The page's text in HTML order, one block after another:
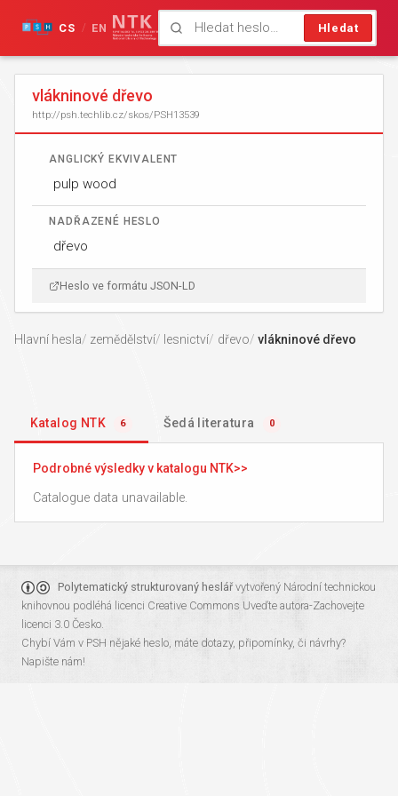
Hledat
CS / EN
vlákninové dřevo
http://psh.techlib.cz/skos/PSH13539
ANGLICKÝ EKVIVALENT
pulp wood
NADŘAZENÉ HESLO
dřevo
Heslo ve formátu JSON-LD
Hlavní hesla zemědělství lesnictví dřevo vlákninové dřevo
Katalog NTK 6 Šedá literatura 0
Podrobné výsledky v katalogu NTK
Catalogue data unavailable.
Polytematický strukturovaný heslářvytvořený Národní technickou
knihovnou podléhá licenci Creative Commons Uveďte autora-Zachovejte
licenci 3.0 Česko
Chybí Vám v PSH nějaké heslo, máte dotazy, připomínky, či návrhy?
Napište nám!